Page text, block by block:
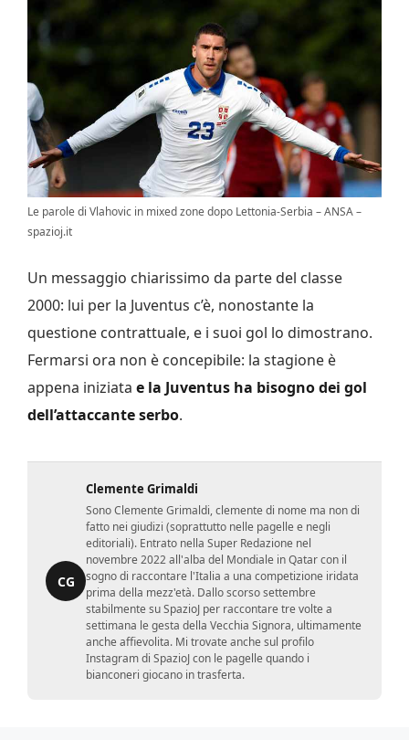
Le parole di Vlahovic in mixed zone dopo Lettonia-Serbia – ANSA –
spazioj.it
Un messaggio chiarissimo da parte del classe
2000: lui per la Juventus c’è, nonostante la
questione contrattuale, e i suoi gol lo dimostrano.
Fermarsi ora non è concepibile: la stagione è
appena iniziata e la Juventus ha bisogno dei gol
dell’attaccante serbo.
CG
Clemente Grimaldi
Sono Clemente Grimaldi, clemente di nome ma non di
fatto nei giudizi (soprattutto nelle pagelle e negli
editoriali). Entrato nella Super Redazione nel
novembre 2022 all'alba del Mondiale in Qatar con il
sogno di raccontare l'Italia a una competizione iridata
prima della mezz'età. Dallo scorso settembre
stabilmente su SpazioJ per raccontare tre volte a
settimana le gesta della Vecchia Signora, ultimamente
anche affievolita. Mi trovate anche sul profilo
Instagram di SpazioJ con le pagelle quando i
bianconeri giocano in trasferta.